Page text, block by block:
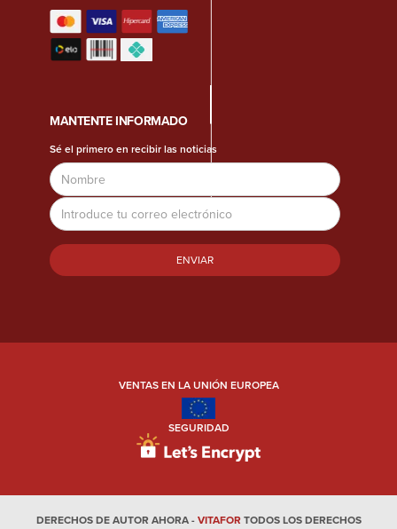
MANTENTE INFORMADO
Sé el primero en recibir las noticias
Nombre
Dirección
de
correo
electrónico
VENTAS EN LA UNIÓN EUROPEA
SEGURIDAD
DERECHOS DE AUTOR AHORA -VITAFORTODOS LOS DERECHOS